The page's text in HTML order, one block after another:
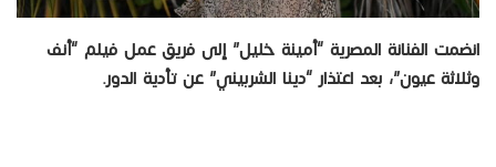
انضمت الفنانة المصرية “أمينة خليل” إلى فريق عمل فيلم “أنف
وثلاثة عيون”، بعد اعتذار “دينا الشربيني” عن تأدية الدور.